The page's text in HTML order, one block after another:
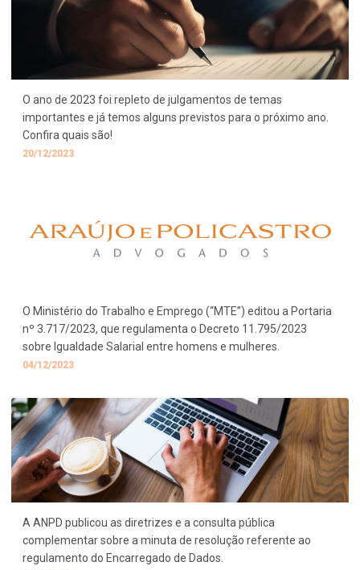
O ano de 2023 foi repleto de julgamentos de temas
importantes e já temos alguns previstos para o próximo ano.
Confira quais são!
20/12/2023
O Ministério do Trabalho e Emprego (“MTE”) editou a Portaria
nº 3.717/2023, que regulamenta o Decreto 11.795/2023
sobre Igualdade Salarial entre homens e mulheres.
04/12/2023
A ANPD publicou as diretrizes e a consulta pública
complementar sobre a minuta de resolução referente ao
regulamento do Encarregado de Dados.